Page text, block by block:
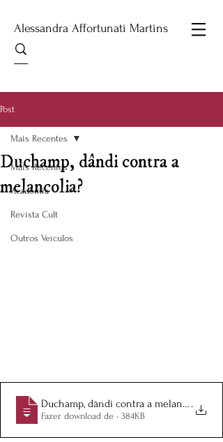
Alessandra Affortunati Martins
Post
Mais Recentes
Academia
Revista Cult
Outros Veículos
Mais Recentes
Duchamp, dândi contra a
melancolia?
Duchamp, dândi contra a melancolia
.
Fazer download de • 384KB